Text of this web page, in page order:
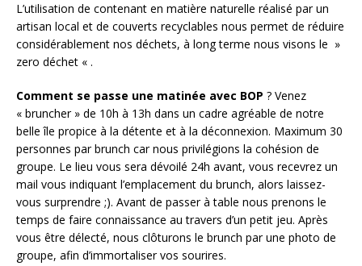
L’utilisation de contenant en matière naturelle réalisé par un
artisan local et de couverts recyclables nous permet de réduire
considérablement nos déchets, à long terme nous visons le »
zero déchet « .
Comment se passe une matinée avec BOP ? Venez
« bruncher » de 10h à 13h dans un cadre agréable de notre
belle île propice à la détente et à la déconnexion. Maximum 30
personnes par brunch car nous privilégions la cohésion de
groupe. Le lieu vous sera dévoilé 24h avant, vous recevrez un
mail vous indiquant l’emplacement du brunch, alors laissez-
vous surprendre ;). Avant de passer à table nous prenons le
temps de faire connaissance au travers d’un petit jeu. Après
vous être délecté, nous clôturons le brunch par une photo de
groupe, afin d’immortaliser vos sourires.